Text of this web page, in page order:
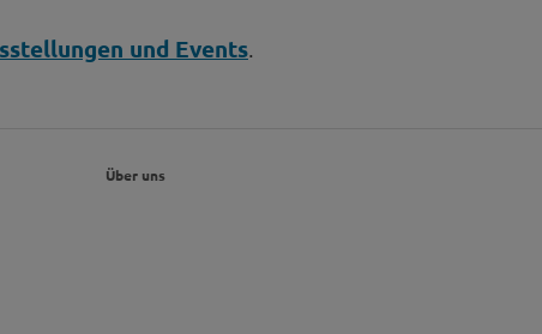
und Events.
Über uns